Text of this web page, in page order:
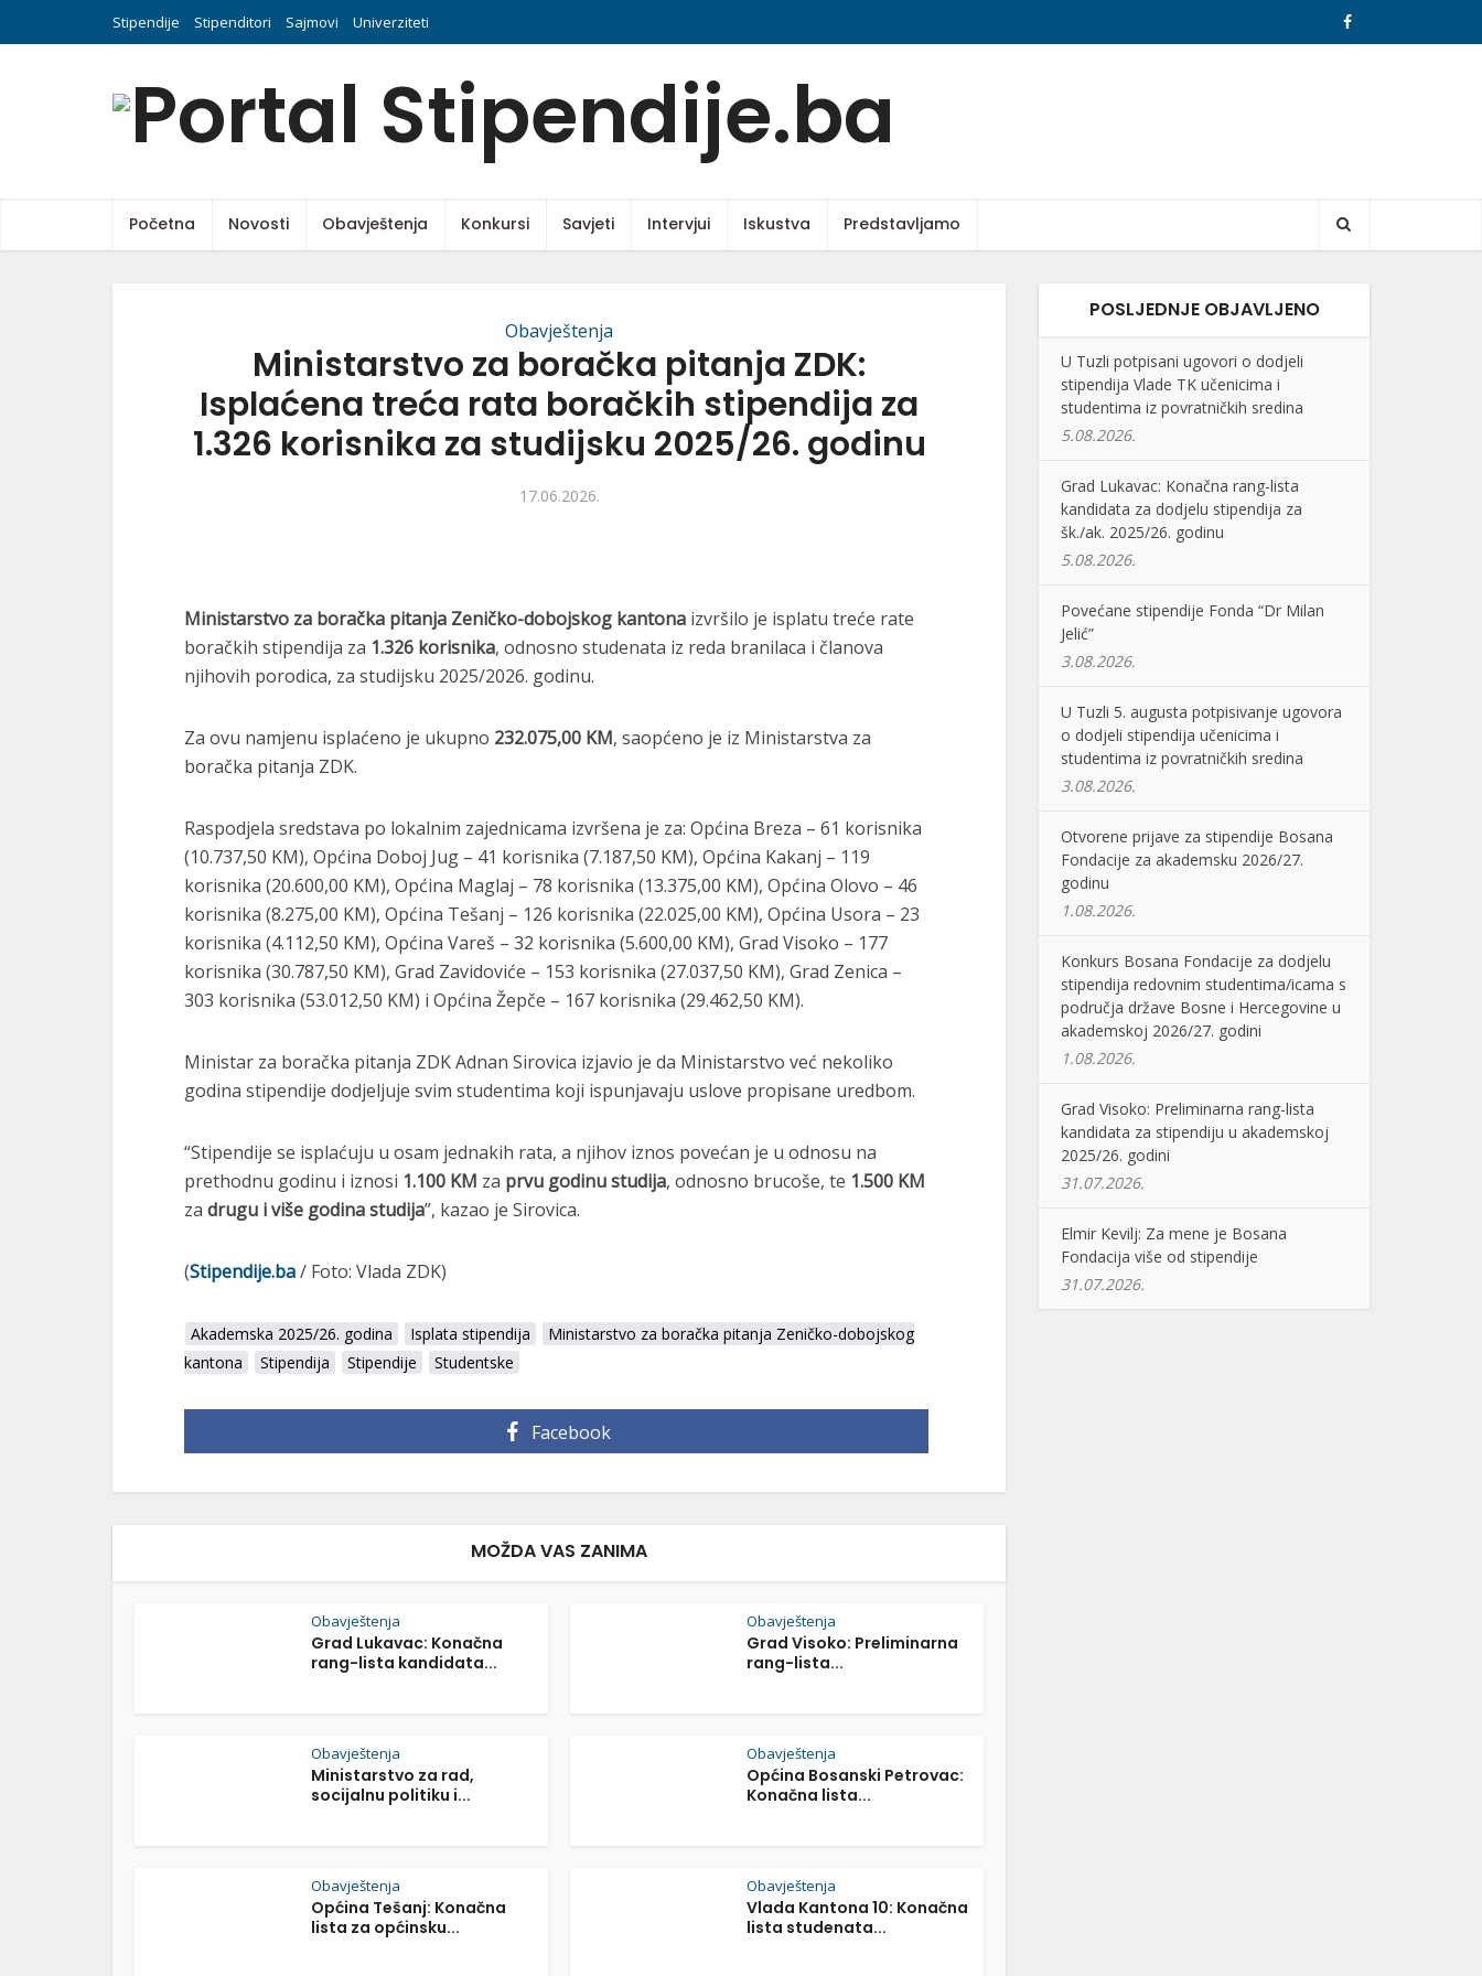
Stipendije Stipenditori Sajmovi Univerziteti
Početna Novosti Obavještenja Konkursi Savjeti Intervjui Iskustva Predstavljamo
Obavještenja
Ministarstvo za boračka pitanja ZDK:
Isplaćena treća rata boračkih stipendija za
1.326 korisnika za studijsku 2025/26. godinu
17.06.2026.
Ministarstvo za boračka pitanja Zeničko-dobojskog kantona izvršilo je isplatu treće rate
boračkih stipendija za 1.326 korisnika, odnosno studenata iz reda branilaca i članova
njihovih porodica, za studijsku 2025/2026. godinu.
Za ovu namjenu isplaćeno je ukupno 232.075,00 KM, saopćeno je iz Ministarstva za
boračka pitanja ZDK.
Raspodjela sredstava po lokalnim zajednicama izvršena je za: Općina Breza – 61 korisnika
(10.737,50 KM), Općina Doboj Jug – 41 korisnika (7.187,50 KM), Općina Kakanj – 119
korisnika (20.600,00 KM), Općina Maglaj – 78 korisnika (13.375,00 KM), Općina Olovo – 46
korisnika (8.275,00 KM), Općina Tešanj – 126 korisnika (22.025,00 KM), Općina Usora – 23
korisnika (4.112,50 KM), Općina Vareš – 32 korisnika (5.600,00 KM), Grad Visoko – 177
korisnika (30.787,50 KM), Grad Zavidoviće – 153 korisnika (27.037,50 KM), Grad Zenica –
303 korisnika (53.012,50 KM) i Općina Žepče – 167 korisnika (29.462,50 KM).
Ministar za boračka pitanja ZDK Adnan Sirovica izjavio je da Ministarstvo već nekoliko
godina stipendije dodjeljuje svim studentima koji ispunjavaju uslove propisane uredbom.
“Stipendije se isplaćuju u osam jednakih rata, a njihov iznos povećan je u odnosu na
prethodnu godinu i iznosi 1.100 KM za prvu godinu studija, odnosno brucoše, te 1.500 KM
za drugu i više godina studija”, kazao je Sirovica.
(Stipendije.ba/ Foto: Vlada ZDK)
Akademska 2025/26. godina Isplata stipendija
Ministarstvo za boračka pitanja Zeničko-dobojskog
kantona
Stipendija Stipendije Studentske
Facebook
MOŽDA VAS ZANIMA
Obavještenja
Grad Lukavac: Konačna
rang-lista kandidata...
Obavještenja
Grad Visoko: Preliminarna
rang-lista...
Obavještenja
Ministarstvo za rad,
socijalnu politiku i...
Obavještenja
Općina Bosanski Petrovac:
Konačna lista...
Obavještenja
Općina Tešanj: Konačna
lista za općinsku...
Obavještenja
Vlada Kantona 10: Konačna
lista studenata...
POSLJEDNJE OBJAVLJENO
U Tuzli potpisani ugovori o dodjeli
stipendija Vlade TK učenicima i
studentima iz povratničkih sredina
5.08.2026.
Grad Lukavac: Konačna rang-lista
kandidata za dodjelu stipendija za
šk./ak. 2025/26. godinu
5.08.2026.
Povećane stipendije Fonda “Dr Milan
Jelić”
3.08.2026.
U Tuzli 5. augusta potpisivanje ugovora
o dodjeli stipendija učenicima i
studentima iz povratničkih sredina
3.08.2026.
Otvorene prijave za stipendije Bosana
Fondacije za akademsku 2026/27.
godinu
1.08.2026.
Konkurs Bosana Fondacije za dodjelu
stipendija redovnim studentima/icama s
područja države Bosne i Hercegovine u
akademskoj 2026/27. godini
1.08.2026.
Grad Visoko: Preliminarna rang-lista
kandidata za stipendiju u akademskoj
2025/26. godini
31.07.2026.
Elmir Kevilj: Za mene je Bosana
Fondacija više od stipendije
31.07.2026.